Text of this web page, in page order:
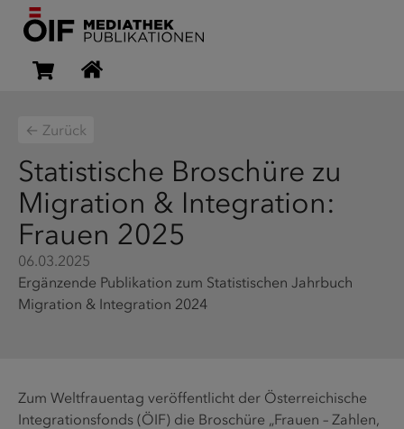
← Zurück
Statistische Broschüre zu
Migration & Integration:
Frauen 2025
06.03.2025
Ergänzende Publikation zum Statistischen Jahrbuch
Migration & Integration 2024
Zum Weltfrauentag veröffentlicht der Österreichische
Integrationsfonds (ÖIF) die Broschüre „Frauen – Zahlen,